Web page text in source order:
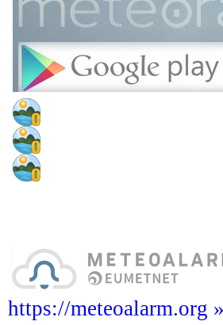
https://meteoalarm.org »